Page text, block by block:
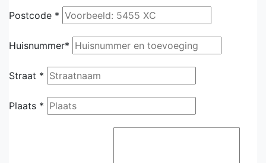
Postcode *
Huisnummer*
Straat *
Plaats *